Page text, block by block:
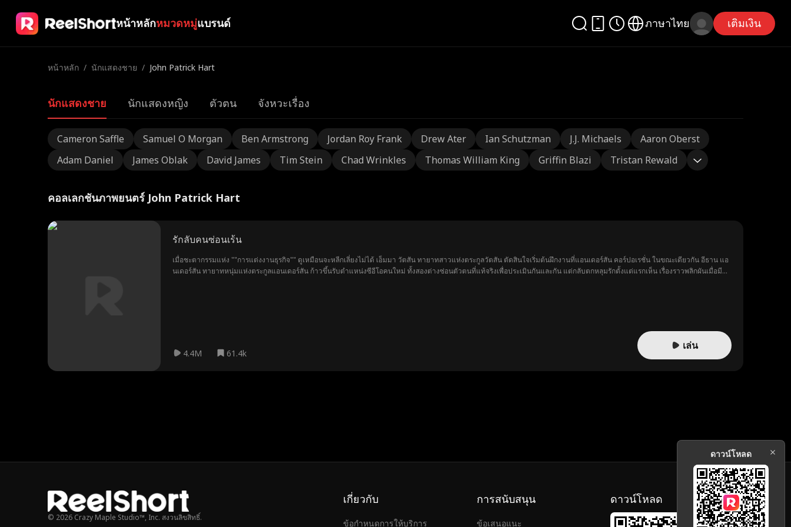
หน้าหลักหมวดหมู่แบรนด์ ภาษาไทย เติมเงิน
หน้าหลัก / นักแสดงชาย / John Patrick Hart
นักแสดงชาย นักแสดงหญิง ตัวตน จังหวะเรื่อง
Cameron Saffle Samuel O Morgan Ben Armstrong Jordan Roy Frank Drew Ater Ian Schutzman J.J. Michaels
Aaron Oberst
Adam Daniel
James Oblak David James Tim Stein Chad Wrinkles Thomas William King Griffin Blazi Tristan Rewald
คอลเลกชันภาพยนตร์ John Patrick Hart
รักลับคนซ่อนเร้น
เมื่อชะตากรรมแห่ง ""การแต่งงานธุรกิจ"" ดูเหมือนจะหลีกเลี่ยงไม่ได้ เอ็มมา วัตสัน ทายาทสาวแห่งตระกูลวัตสัน ตัดสินใจเริ่มต้นฝึกงานที่แอนเดอร์สัน คอร์ปอเรชั่น ในขณะเดียวกัน อีธาน แอ
นเดอร์สัน ทายาทหนุ่มแห่งตระกูลแอนเดอร์สัน ก้าวขึ้นรับตำแหน่งซีอีโอคนใหม่ ทั้งสองต่างซ่อนตัวตนที่แท้จริงเพื่อประเมินกันและกัน แต่กลับตกหลุมรักตั้งแต่แรกเห็น เรื่องราวพลิกผันเมื่อมีคน
4.4M 61.4k
เล่น
© 2026 Crazy Maple Studio™, Inc. สงวนลิขสิทธิ์.
เกี่ยวกับ
ข้อกำหนดการให้บริการ
การสนับสนุน
ข้อเสนอแนะ
ดาวน์โหลด
ดาวน์โหลด